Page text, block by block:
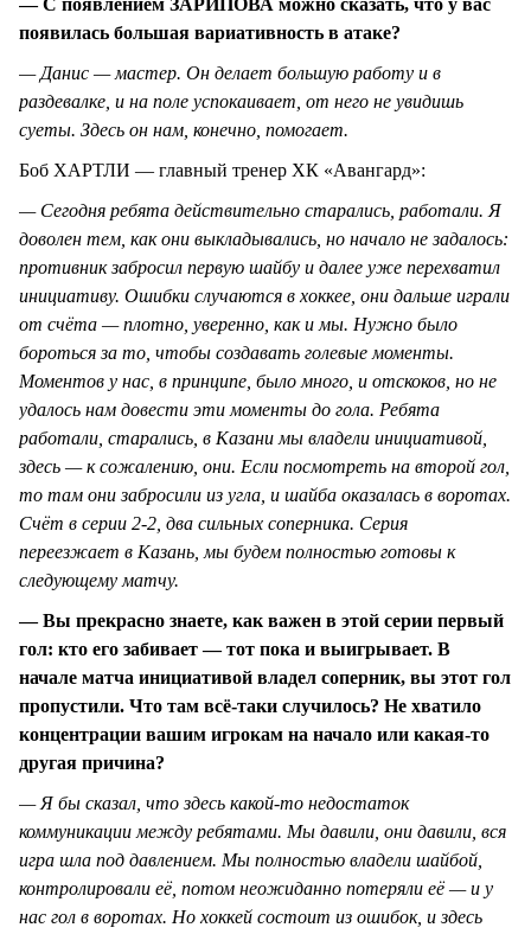
появилась большая вариативность в атаке?
— Данис — мастер. Он делает большую работу и в
раздевалке, и на поле успокаивает, от него не увидишь
суеты. Здесь он нам, конечно, помогает.
Боб ХАРТЛИ — главный тренер ХК «Авангард»:
— Сегодня ребята действительно старались, работали. Я
доволен тем, как они выкладывались, но начало не задалось:
противник забросил первую шайбу и далее уже перехватил
инициативу. Ошибки случаются в хоккее, они дальше играли
от счёта — плотно, уверенно, как и мы. Нужно было
бороться за то, чтобы создавать голевые моменты.
Моментов у нас, в принципе, было много, и отскоков, но не
удалось нам довести эти моменты до гола. Ребята
работали, старались, в Казани мы владели инициативой,
здесь — к сожалению, они. Если посмотреть на второй гол,
то там они забросили из угла, и шайба оказалась в воротах.
Счёт в серии 2-2, два сильных соперника. Серия
переезжает в Казань, мы будем полностью готовы к
следующему матчу.
— Вы прекрасно знаете, как важен в этой серии первый
гол: кто его забивает — тот пока и выигрывает. В
начале матча инициативой владел соперник, вы этот гол
пропустили. Что там всё-таки случилось? Не хватило
концентрации вашим игрокам на начало или какая-то
другая причина?
— Я бы сказал, что здесь какой-то недостаток
коммуникации между ребятами. Мы давили, они давили, вся
игра шла под давлением. Мы полностью владели шайбой,
контролировали её, потом неожиданно потеряли её — и у
нас гол в воротах. Но хоккей состоит из ошибок, и здесь